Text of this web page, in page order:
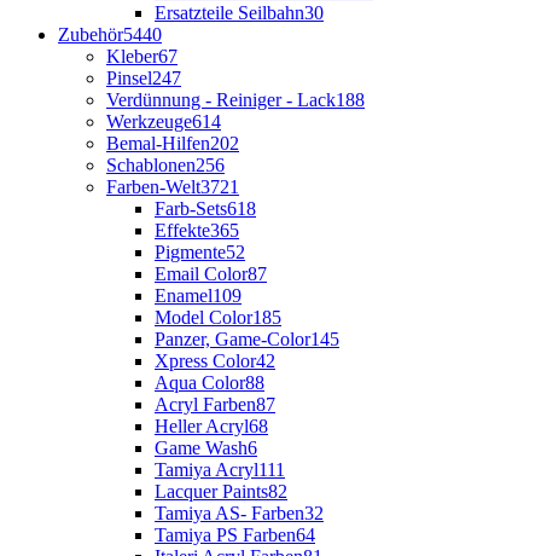
Ersatzteile Seilbahn30
Zubehör5440
Kleber67
Pinsel247
Verdünnung - Reiniger - Lack188
Werkzeuge614
Bemal-Hilfen202
Schablonen256
Farben-Welt3721
Farb-Sets618
Effekte365
Pigmente52
Email Color87
Enamel109
Model Color185
Panzer, Game-Color145
Xpress Color42
Aqua Color88
Acryl Farben87
Heller Acryl68
Game Wash6
Tamiya Acryl111
Lacquer Paints82
Tamiya AS- Farben32
Tamiya PS Farben64